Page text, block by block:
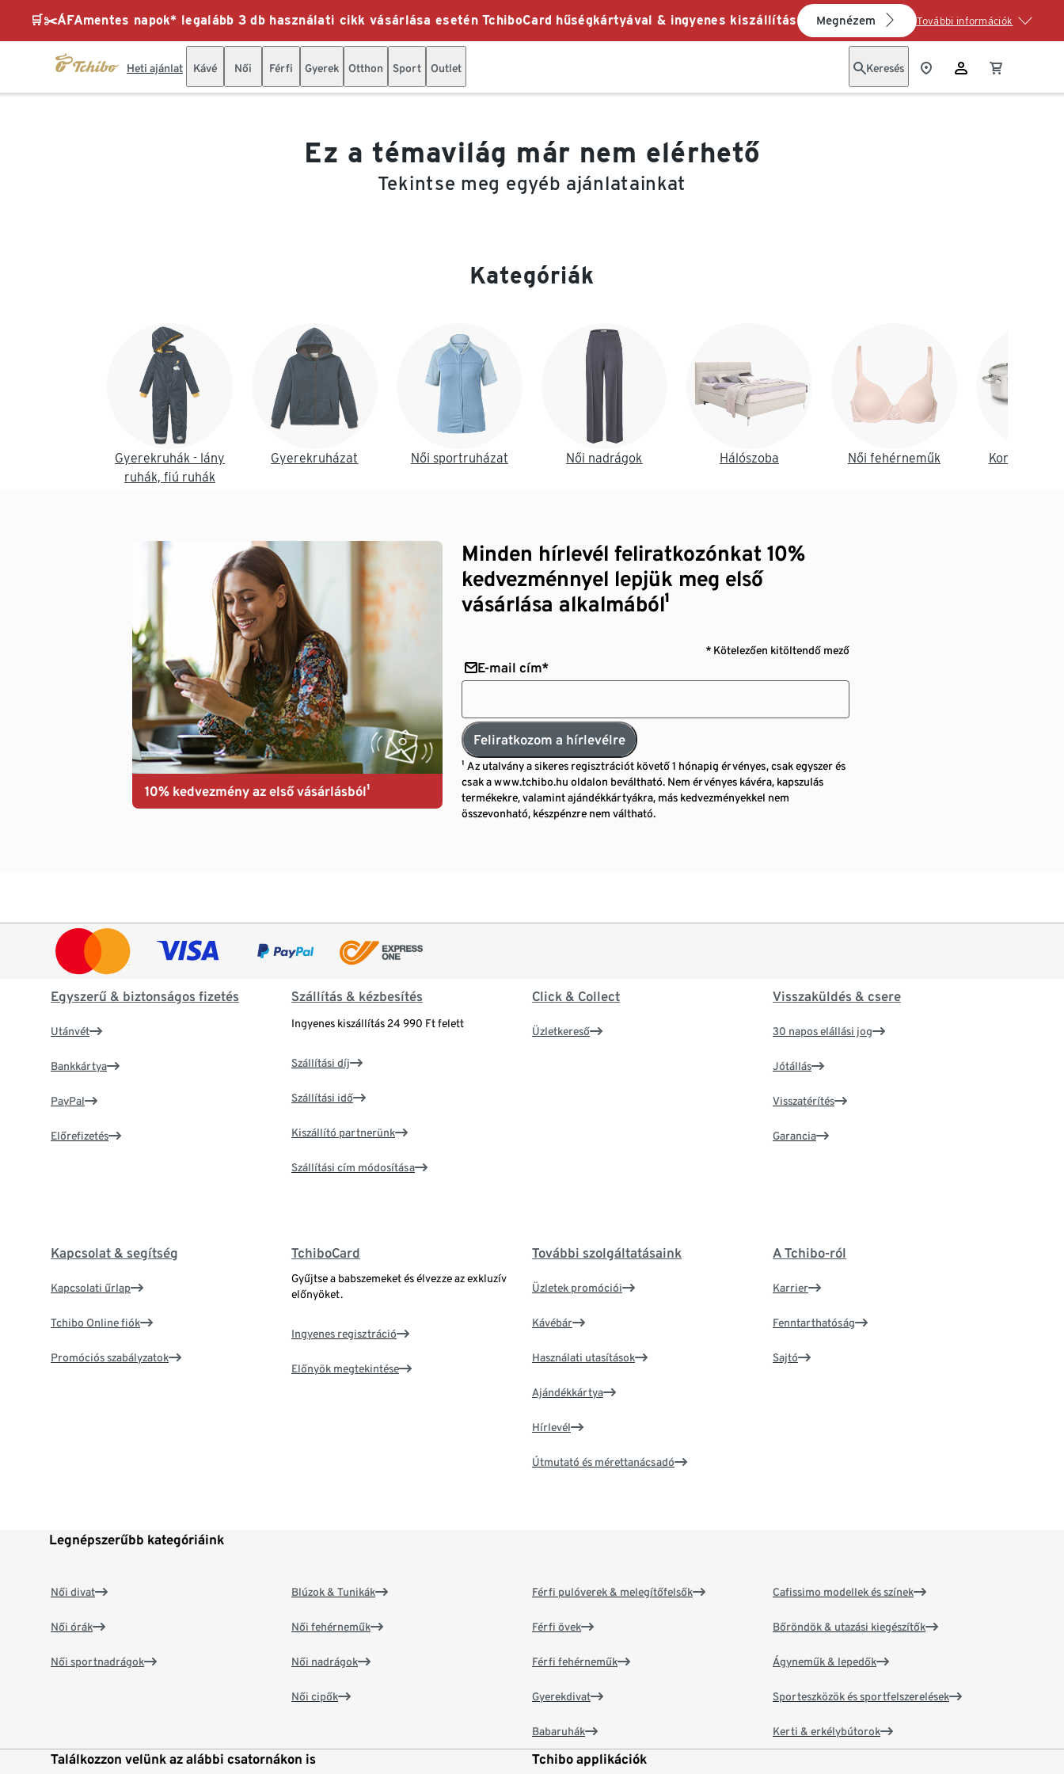
🛒✂️ÁFAmentes napok* legalább 3 db használati cikk vásárlása esetén TchiboCard hűségkártyával & ingyenes kiszállítás Megnézem További információk
Heti ajánlat Kávé Női Férfi Gyerek Otthon Sport Outlet Keresés
Ez a témavilág már nem elérhető
Tekintse meg egyéb ajánlatainkat
Kategóriák
Gyerekruhák - lány
ruhák, fiú ruhák
Gyerekruházat Női sportruházat Női nadrágok Hálószoba Női fehérneműk Konyha és
10% kedvezmény az első vásárlásból¹
Minden hírlevél feliratkozónkat 10%
kedvezménnyel lepjük meg első
vásárlása alkalmából¹
* Kötelezően kitöltendő mező
E-mail cím*
Feliratkozom a hírlevélre
¹ Az utalvány a sikeres regisztrációt követő 1 hónapig érvényes, csak egyszer és
csak a www.tchibo.hu oldalon beváltható. Nem érvényes kávéra, kapszulás
termékekre, valamint ajándékkártyákra, más kedvezményekkel nem
összevonható, készpénzre nem váltható.
Egyszerű & biztonságos fizetés
Utánvét
Bankkártya
PayPal
Előrefizetés
Szállítás & kézbesítés
Ingyenes kiszállítás 24 990 Ft felett
Szállítási díj
Szállítási idő
Kiszállító partnerünk
Szállítási cím módosítása
Click & Collect
Üzletkereső
Visszaküldés & csere
30 napos elállási jog
Jótállás
Visszatérítés
Garancia
Kapcsolat & segítség
Kapcsolati űrlap
Tchibo Online fiók
Promóciós szabályzatok
TchiboCard
Gyűjtse a babszemeket és élvezze az exkluzív
előnyöket.
Ingyenes regisztráció
Előnyök megtekintése
További szolgáltatásaink
Üzletek promóciói
Kávébár
Használati utasítások
Ajándékkártya
Hírlevél
Útmutató és mérettanácsadó
A Tchibo-ról
Karrier
Fenntarthatóság
Sajtó
Legnépszerűbb kategóriáink
Női divat
Női órák
Női sportnadrágok
Blúzok & Tunikák
Női fehérneműk
Női nadrágok
Női cipők
Férfi pulóverek & melegítőfelsők
Férfi övek
Férfi fehérneműk
Gyerekdivat
Babaruhák
Cafissimo modellek és színek
Bőröndök & utazási kiegészítők
Ágyneműk & lepedők
Sporteszközök és sportfelszerelések
Kerti & erkélybútorok
Találkozzon velünk az alábbi csatornákon is Tchibo applikációk